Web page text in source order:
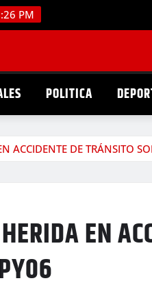
PM
POLITICA
ACCIDENTE DE TRÁNSITO
EN